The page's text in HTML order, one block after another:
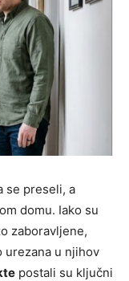
se preseli, a
domu. Iako su
zaboravljene,
urezana u njihov
postali su ključni